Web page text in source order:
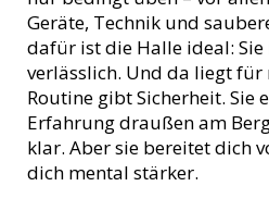
Geräte, Technik und
dafür ist die Halle ideal:
verlässlich. Und da liegt für
Routine gibt Sicherheit. Sie
Erfahrung draußen am
klar. Aber sie bereitet dich
dich mental stärker.